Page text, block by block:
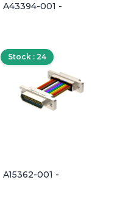
A43394-001 -
Stock : 24
A15362-001 -